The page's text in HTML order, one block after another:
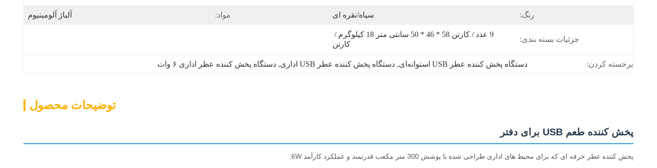
رنگ: سیاه/نقره ای مواد: آلیاژ آلومینیوم
جزئیات بسته بندی:
کارتن
برجسته کردن: دستگاه پخش کننده عطر USB استوانه‌ای , دستگاه پخش کننده عطر USB اداری , دستگاه پخش کننده عطر اداری ۶ وات
توضیحات محصول
پخش کننده طعم USB برای دفتر
پخش کننده عطر حرفه ای که برای محیط های اداری طراحی شده با پوشش 300 متر مکعب قدرتمند و عملکرد کارآمد 6W.